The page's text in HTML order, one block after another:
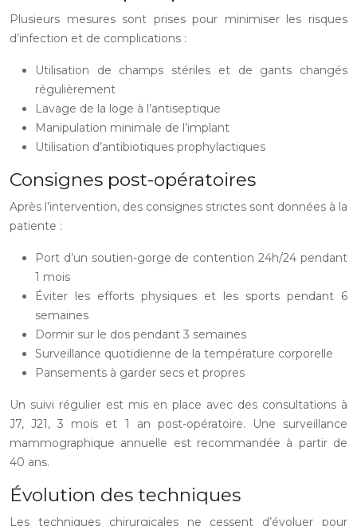
Plusieurs mesures sont prises pour minimiser les risques
d’infection et de complications :
Utilisation de champs stériles et de gants changés
régulièrement
Lavage de la loge à l’antiseptique
Manipulation minimale de l’implant
Utilisation d’antibiotiques prophylactiques
Consignes post-opératoires
Après l’intervention, des consignes strictes sont données à la
patiente :
Port d’un soutien-gorge de contention 24h/24 pendant
1 mois
Éviter les efforts physiques et les sports pendant 6
semaines
Dormir sur le dos pendant 3 semaines
Surveillance quotidienne de la température corporelle
Pansements à garder secs et propres
Un suivi régulier est mis en place avec des consultations à
J7, J21, 3 mois et 1 an post-opératoire. Une surveillance
mammographique annuelle est recommandée à partir de
40 ans.
Évolution des techniques
Les techniques chirurgicales ne cessent d’évoluer pour